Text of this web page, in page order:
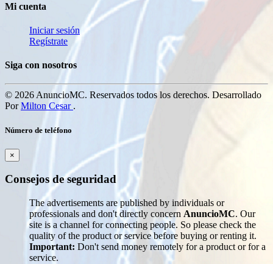
Mi cuenta
Iniciar sesión
Regístrate
Siga con nosotros
© 2026 AnuncioMC. Reservados todos los derechos. Desarrollado
PorMilton Cesar .
Número de teléfono
×
Consejos de seguridad
The advertisements are published by individuals or
professionals and don't directly concern AnuncioMC. Our
site is a channel for connecting people. So please check the
quality of the product or service before buying or renting it.
Important: Don't send money remotely for a product or for a
service.